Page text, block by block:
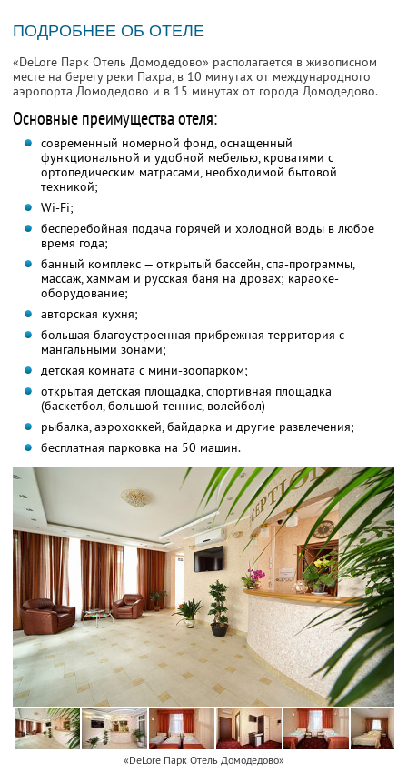
ПОДРОБНЕЕ ОБ ОТЕЛЕ
«DeLore Парк Отель Домодедово» располагается в живописном
месте на берегу реки Пахра, в 10 минутах от международного
аэропорта Домодедово и в 15 минутах от города Домодедово.
Основные преимущества отеля:
современный номерной фонд, оснащенный
функциональной и удобной мебелью, кроватями с
ортопедическим матрасами, необходимой бытовой
техникой;
Wi-Fi;
бесперебойная подача горячей и холодной воды в любое
время года;
банный комплекс — открытый бассейн, спа-программы,
массаж, хаммам и русская баня на дровах; караоке-
оборудование;
авторская кухня;
большая благоустроенная прибрежная территория с
мангальными зонами;
детская комната с мини-зоопарком;
открытая детская площадка, спортивная площадка
(баскетбол, большой теннис, волейбол)
рыбалка, аэрохоккей, байдарка и другие развлечения;
бесплатная парковка на 50 машин.
«DeLore Парк Отель Домодедово»